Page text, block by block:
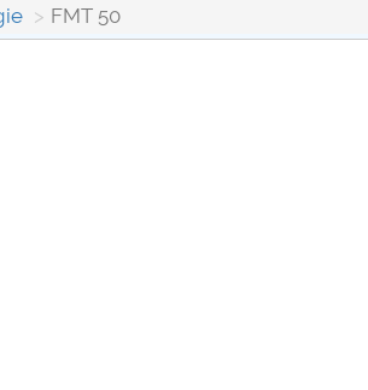
economic si internationale
FMT 50